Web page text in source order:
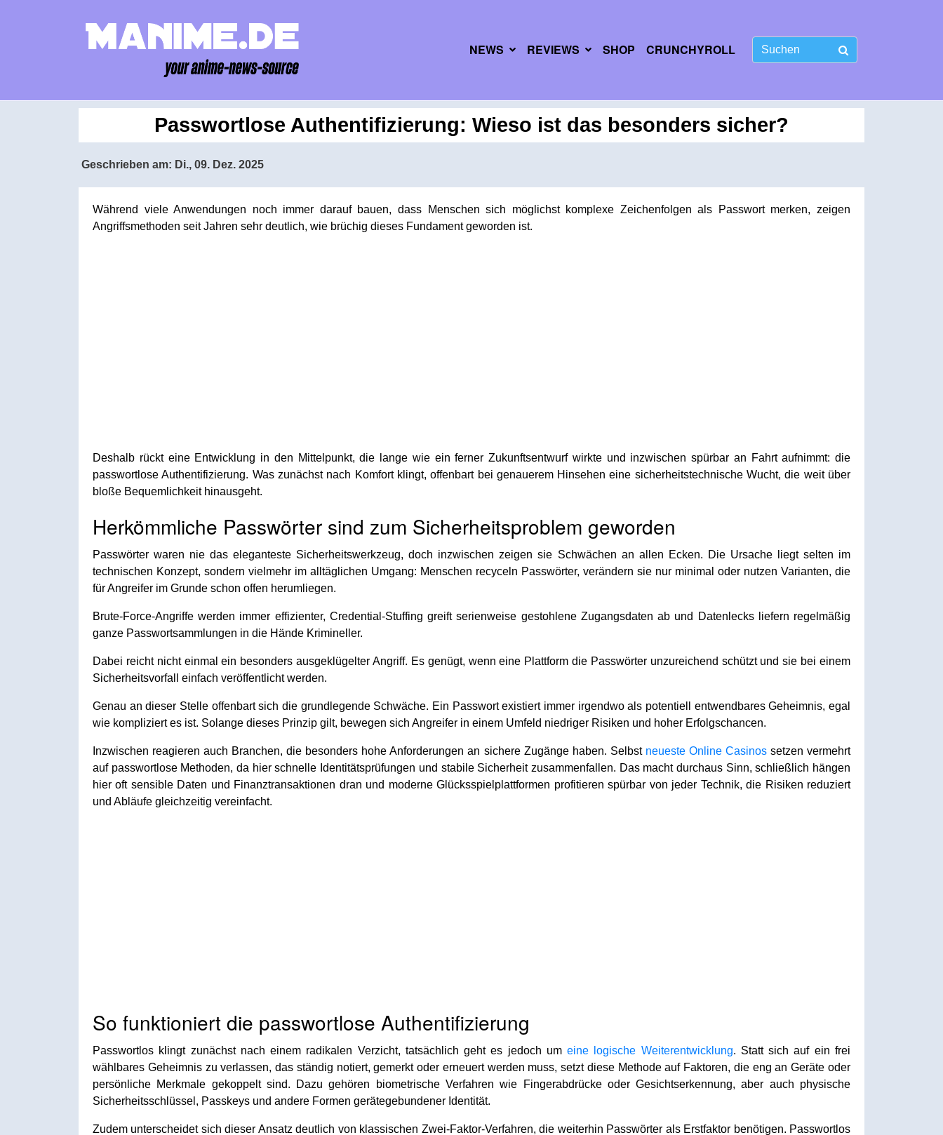
NEWS REVIEWS SHOP CRUNCHYROLL
Passwortlose Authentifizierung: Wieso ist das besonders sicher?
Geschrieben am: Di., 09. Dez. 2025
Während viele Anwendungen noch immer darauf bauen, dass Menschen sich möglichst komplexe Zeichenfolgen als Passwort merken, zeigen
Angriffsmethoden seit Jahren sehr deutlich, wie brüchig dieses Fundament geworden ist.
Deshalb rückt eine Entwicklung in den Mittelpunkt, die lange wie ein ferner Zukunftsentwurf wirkte und inzwischen spürbar an Fahrt aufnimmt: die
passwortlose Authentifizierung. Was zunächst nach Komfort klingt, offenbart bei genauerem Hinsehen eine sicherheitstechnische Wucht, die weit über
bloße Bequemlichkeit hinausgeht.
Herkömmliche Passwörter sind zum Sicherheitsproblem geworden
Passwörter waren nie das eleganteste Sicherheitswerkzeug, doch inzwischen zeigen sie Schwächen an allen Ecken. Die Ursache liegt selten im
technischen Konzept, sondern vielmehr im alltäglichen Umgang: Menschen recyceln Passwörter, verändern sie nur minimal oder nutzen Varianten, die
für Angreifer im Grunde schon offen herumliegen.
Brute-Force-Angriffe werden immer effizienter, Credential-Stuffing greift serienweise gestohlene Zugangsdaten ab und Datenlecks liefern regelmäßig
ganze Passwortsammlungen in die Hände Krimineller.
Dabei reicht nicht einmal ein besonders ausgeklügelter Angriff. Es genügt, wenn eine Plattform die Passwörter unzureichend schützt und sie bei einem
Sicherheitsvorfall einfach veröffentlicht werden.
Genau an dieser Stelle offenbart sich die grundlegende Schwäche. Ein Passwort existiert immer irgendwo als potentiell entwendbares Geheimnis, egal
wie kompliziert es ist. Solange dieses Prinzip gilt, bewegen sich Angreifer in einem Umfeld niedriger Risiken und hoher Erfolgschancen.
Inzwischen reagieren auch Branchen, die besonders hohe Anforderungen an sichere Zugänge haben. Selbst neueste Online Casinossetzen vermehrt
auf passwortlose Methoden, da hier schnelle Identitätsprüfungen und stabile Sicherheit zusammenfallen. Das macht durchaus Sinn, schließlich hängen
hier oft sensible Daten und Finanztransaktionen dran und moderne Glücksspielplattformen profitieren spürbar von jeder Technik, die Risiken reduziert
und Abläufe gleichzeitig vereinfacht.
So funktioniert die passwortlose Authentifizierung
Passwortlos klingt zunächst nach einem radikalen Verzicht, tatsächlich geht es jedoch umeine logische Weiterentwicklung. Statt sich auf ein frei
wählbares Geheimnis zu verlassen, das ständig notiert, gemerkt oder erneuert werden muss, setzt diese Methode auf Faktoren, die eng an Geräte oder
persönliche Merkmale gekoppelt sind. Dazu gehören biometrische Verfahren wie Fingerabdrücke oder Gesichtserkennung, aber auch physische
Sicherheitsschlüssel, Passkeys und andere Formen gerätegebundener Identität.
Zudem unterscheidet sich dieser Ansatz deutlich von klassischen Zwei-Faktor-Verfahren, die weiterhin Passwörter als Erstfaktor benötigen. Passwortlos